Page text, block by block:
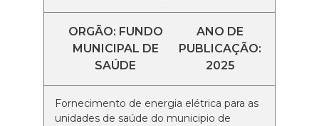
ORGÃO: FUNDO
MUNICIPAL DE
SAÚDE
ANO DE
PUBLICAÇÃO:
2025
Fornecimento de energia elétrica para as
unidades de saúde do municipio de